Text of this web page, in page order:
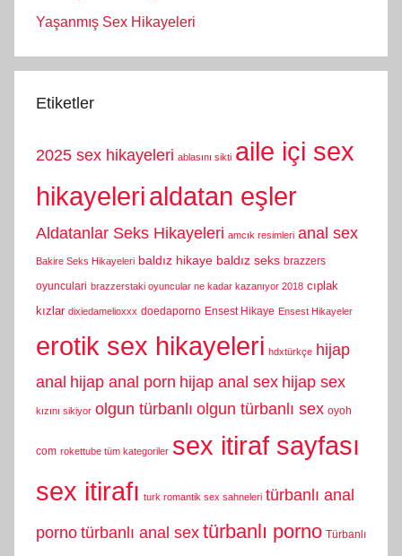
Yaşanmış Sex Hikayeleri
Etiketler
2025 sex hikayeleri ablasını sikti aile içi sex
hikayelerialdatan eşler
Aldatanlar Seks Hikayeleri amcık resimleri anal sex
Bakire Seks Hikayeleri baldız hikaye baldız seks brazzers
oyunculari brazzerstaki oyuncular ne kadar kazanıyor 2018 cıplak
kızlar dixiedamelioxxx doedaporno Ensest Hikaye Ensest Hikayeler
erotik sex hikayeleri hdxtürkçe hijap
anal hijap anal porn hijap anal sex hijap sex
kızını sikiyor olgun türbanlı olgun türbanlı sex oyoh
com rokettube tüm kategoriler sex itiraf sayfası
sex itirafı turk romantik sex sahneleri türbanlı anal
porno türbanlı anal sex türbanlı porno Türbanlı